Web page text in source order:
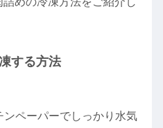
する方法
ペーパーでしっかり水気